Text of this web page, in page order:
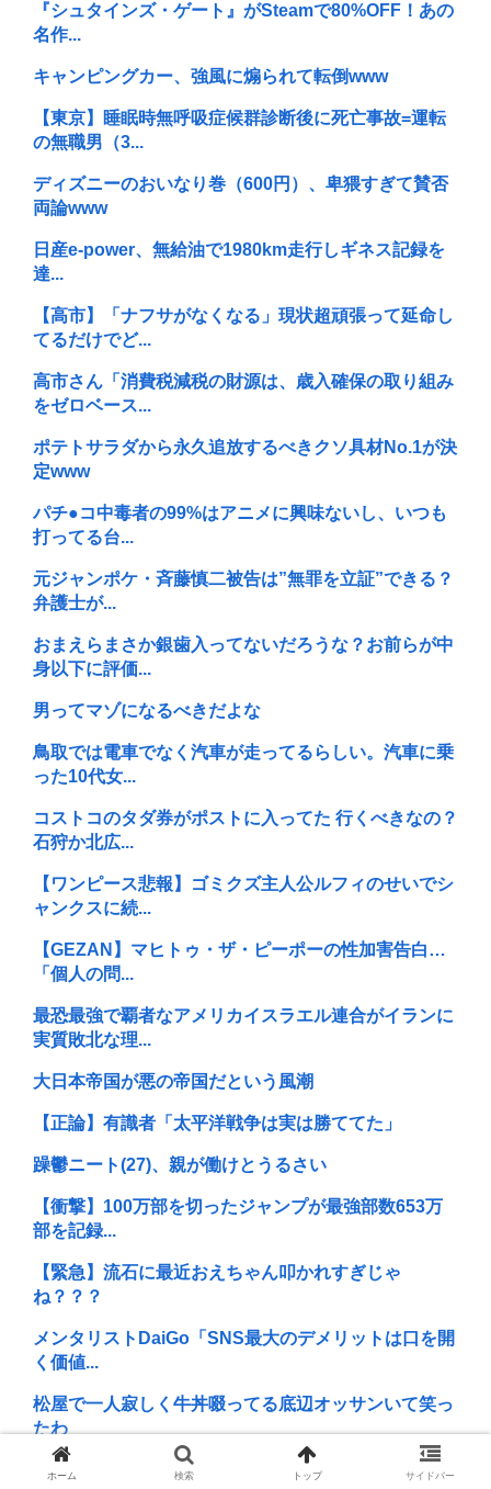
『シュタインズ・ゲート』がSteamで80%OFF！あの
名作...
キャンピングカー、強風に煽られて転倒www
【東京】睡眠時無呼吸症候群診断後に死亡事故=運転
の無職男（3...
ディズニーのおいなり巻（600円）、卑猥すぎて賛否
両論www
日産e-power、無給油で1980km走行しギネス記録を
達...
【高市】「ナフサがなくなる」現状超頑張って延命し
てるだけでど...
高市さん「消費税減税の財源は、歳入確保の取り組み
をゼロベース...
ポテトサラダから永久追放するべきクソ具材No.1が決
定www
パチ●コ中毒者の99%はアニメに興味ないし、いつも
打ってる台...
元ジャンポケ・斉藤慎二被告は”無罪を立証”できる？
弁護士が...
おまえらまさか銀歯入ってないだろうな？お前らが中
身以下に評価...
男ってマゾになるべきだよな
鳥取では電車でなく汽車が走ってるらしい。汽車に乗
った10代女...
コストコのタダ券がポストに入ってた 行くべきなの？
石狩か北広...
【ワンピース悲報】ゴミクズ主人公ルフィのせいでシ
ャンクスに続...
【GEZAN】マヒトゥ・ザ・ピーポーの性加害告白…
「個人の問...
最恐最強で覇者なアメリカイスラエル連合がイランに
実質敗北な理...
大日本帝国が悪の帝国だという風潮
【正論】有識者「太平洋戦争は実は勝ててた」
躁鬱ニート(27)、親が働けとうるさい
【衝撃】100万部を切ったジャンプが最強部数653万
部を記録...
【緊急】流石に最近おえちゃん叩かれすぎじゃ
ね？？？
メンタリストDaiGo「SNS最大のデメリットは口を開
く価値...
松屋で一人寂しく牛丼啜ってる底辺オッサンいて笑っ
たわ
【画像】アトリエファン「アトリエはエ口いゲームじ
ホーム 検索 トップ サイドバー